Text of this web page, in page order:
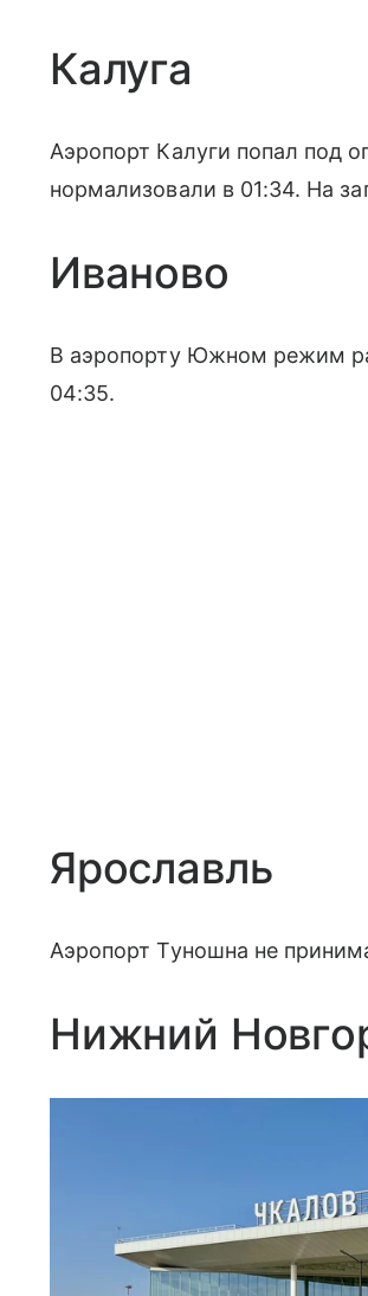
Калуга
Аэропорт Калуги попал под
нормализовали в 01:34. На
Иваново
В аэропорту Южном режим
04:35.
Ярославль
Аэропорт Туношна не
Нижний